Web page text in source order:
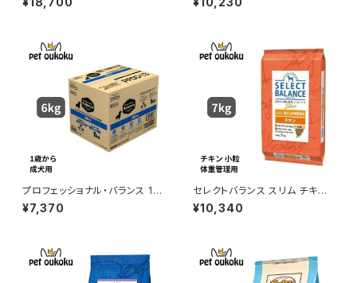
9421016594801
プロフェッショナル・バランス 1歳
から成犬用 6kg
¥7,370
セレクトバランス スリム チキン
小粒 成犬の体重管理用 7kg
¥10,340